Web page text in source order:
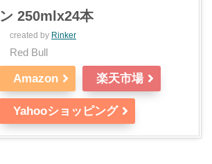
ン 250mlx24本
created by Rinker
Red Bull
Amazon 楽天市場
Yahooショッピング